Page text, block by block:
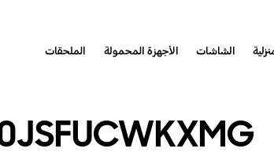
الشاشات الأجهزة المحمولة الملحقات